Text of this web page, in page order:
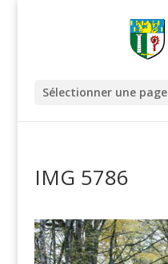
Sélectionner une page
IMG 5786